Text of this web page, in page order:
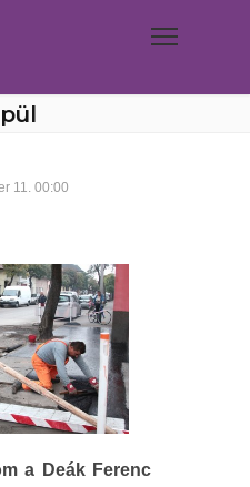
11. 00:00
a Deák Ferenc